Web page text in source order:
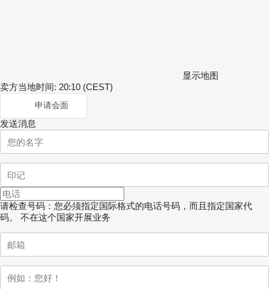
显示地图
卖方当地时间: 20:10 (CEST)
申请会面
发送消息
请检查号码：您必须指定国际格式的电话号码，而且指定国家代
码。
不在这个国家开展业务